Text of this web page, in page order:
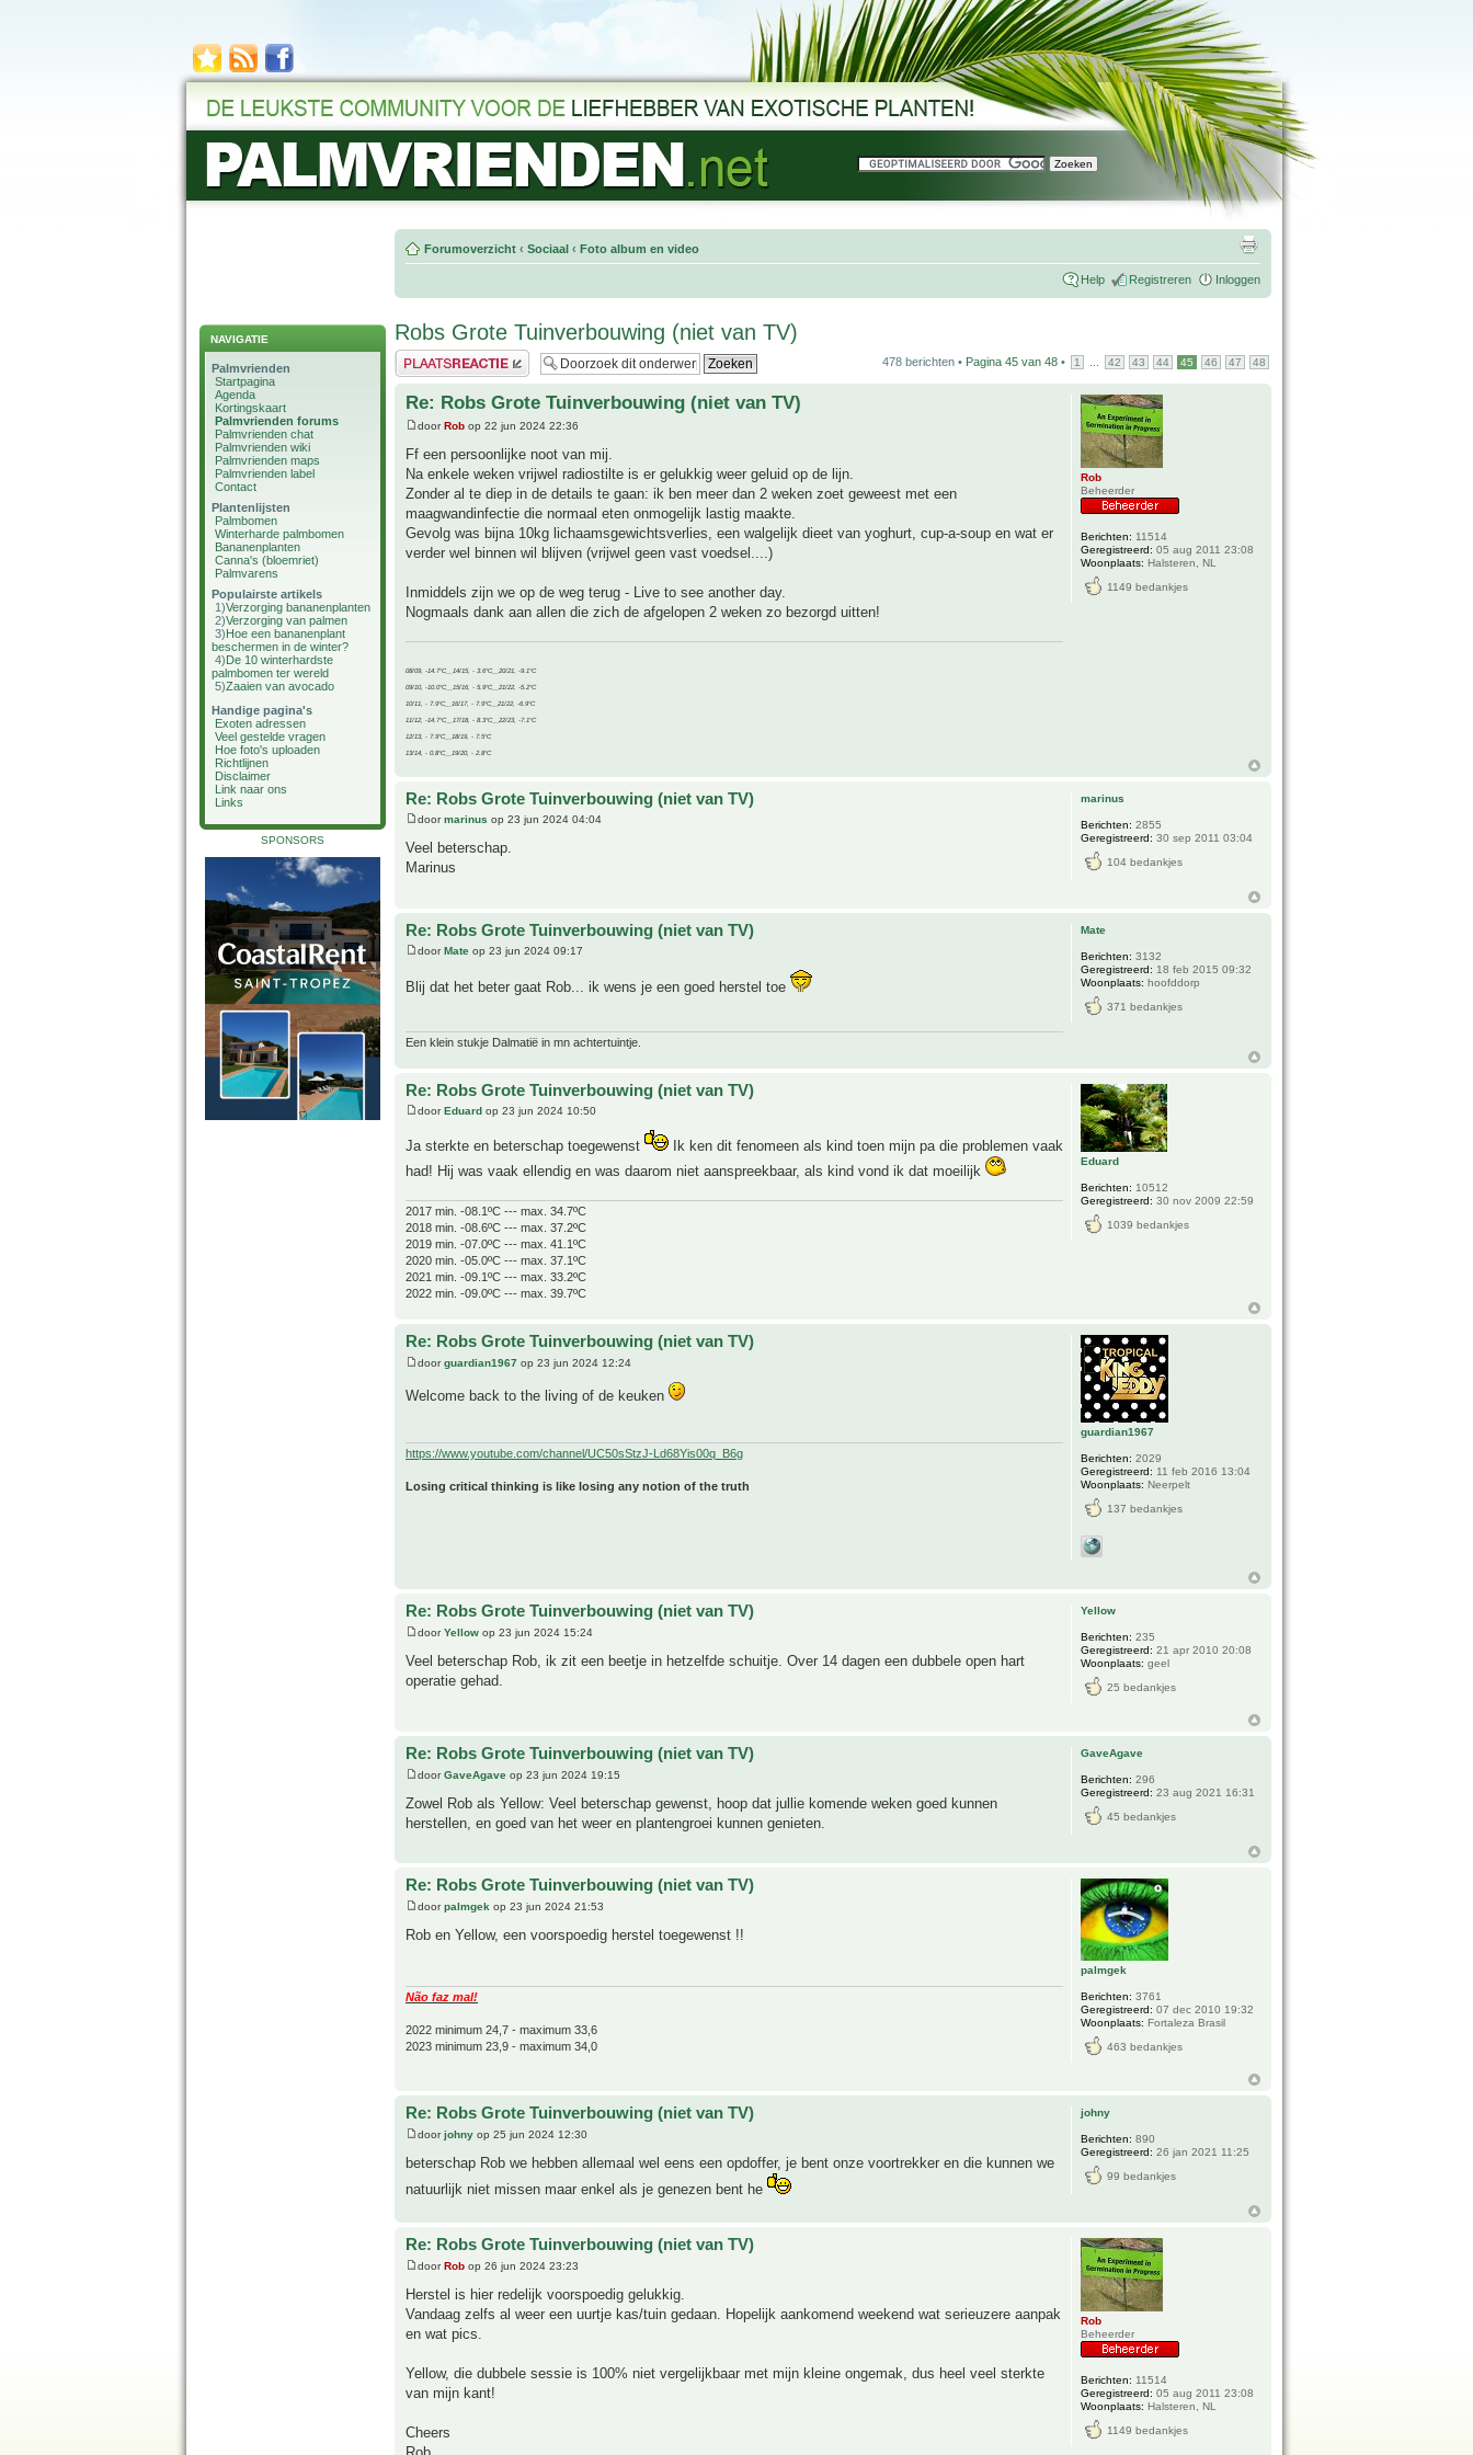
NAVIGATIE
Palmvrienden
Startpagina
Agenda
Kortingskaart
Palmvrienden forums
Palmvrienden chat
Palmvrienden wiki
Palmvrienden maps
Palmvrienden label
Contact
Plantenlijsten
Palmbomen
Winterharde palmbomen
Bananenplanten
Canna's (bloemriet)
Palmvarens
Populairste artikels
1)Verzorging bananenplanten
2)Verzorging van palmen
3)Hoe een bananenplant
beschermen in de winter?
4)De 10 winterhardste
palmbomen ter wereld
5)Zaaien van avocado
Handige pagina's
Exoten adressen
Veel gestelde vragen
Hoe foto's uploaden
Richtlijnen
Disclaimer
Link naar ons
Links
SPONSORS
Forumoverzicht ‹ Sociaal ‹ Foto album en video
Help Registreren Inloggen
Robs Grote Tuinverbouwing (niet van TV)
Plaats een reactie 478 berichten • Pagina 45 van 48 • 1 42 43 44 45 46 47 48
Re: Robs Grote Tuinverbouwing (niet van TV)
doorRob op 22 jun 2024 22:36
Ff een persoonlijke noot van mij.
Na enkele weken vrijwel radiostilte is er gelukkig weer geluid op de lijn.
Zonder al te diep in de details te gaan: ik ben meer dan 2 weken zoet geweest met een
maagwandinfectie die normaal eten onmogelijk lastig maakte.
Gevolg was bijna 10kg lichaamsgewichtsverlies, een walgelijk dieet van yoghurt, cup-a-soup en wat er
verder wel binnen wil blijven (vrijwel geen vast voedsel....)
Inmiddels zijn we op de weg terug - Live to see another day.
Nogmaals dank aan allen die zich de afgelopen 2 weken zo bezorgd uitten!
08/09, -14.7°C__14/15, - 3.6°C__20/21, -9.1°C
09/10, -10.0°C__15/16, - 5.9°C__21/22, -5.2°C
10/11, - 7.9°C__16/17, - 7.9°C__21/22, -6.9°C
11/12, -14.7°C__17/18, - 8.3°C__22/23, -7.1°C
12/13, - 7.9°C__18/19, - 7.5°C
13/14, - 0.8°C__19/20, - 2.8°C
Rob
Beheerder
Berichten: 11514
Geregistreerd: 05 aug 2011 23:08
Woonplaats: Halsteren, NL
1149 bedankjes
Re: Robs Grote Tuinverbouwing (niet van TV)
doormarinus op 23 jun 2024 04:04
Veel beterschap.
Marinus
marinus
Berichten: 2855
Geregistreerd: 30 sep 2011 03:04
104 bedankjes
Re: Robs Grote Tuinverbouwing (niet van TV)
doorMate op 23 jun 2024 09:17
Blij dat het beter gaat Rob... ik wens je een goed herstel toe
Een klein stukje Dalmatië in mn achtertuintje.
Mate
Berichten: 3132
Geregistreerd: 18 feb 2015 09:32
Woonplaats: hoofddorp
371 bedankjes
Re: Robs Grote Tuinverbouwing (niet van TV)
door Eduard op 23 jun 2024 10:50
Ja sterkte en beterschap toegewenst
Ik ken dit fenomeen als kind toen mijn pa die problemen vaak
had! Hij was vaak ellendig en was daarom niet aanspreekbaar, als kind vond ik dat moeilijk
2017 min. -08.1ºC --- max. 34.7ºC
2018 min. -08.6ºC --- max. 37.2ºC
2019 min. -07.0ºC --- max. 41.1ºC
2020 min. -05.0ºC --- max. 37.1ºC
2021 min. -09.1ºC --- max. 33.2ºC
2022 min. -09.0ºC --- max. 39.7ºC
Eduard
Berichten: 10512
Geregistreerd: 30 nov 2009 22:59
1039 bedankjes
Re: Robs Grote Tuinverbouwing (niet van TV)
doorguardian1967 op 23 jun 2024 12:24
Welcome back to the living of de keuken
https://www.youtube.com/channel/UC50sStzJ-Ld68Yis00q_B6g
Losing critical thinking is like losing any notion of the truth
guardian1967
Berichten: 2029
Geregistreerd: 11 feb 2016 13:04
Woonplaats: Neerpelt
137 bedankjes
Re: Robs Grote Tuinverbouwing (niet van TV)
doorYellow op 23 jun 2024 15:24
Veel beterschap Rob, ik zit een beetje in hetzelfde schuitje. Over 14 dagen een dubbele open hart
operatie gehad.
Yellow
Berichten: 235
Geregistreerd: 21 apr 2010 20:08
Woonplaats: geel
25 bedankjes
Re: Robs Grote Tuinverbouwing (niet van TV)
doorGaveAgave op 23 jun 2024 19:15
Zowel Rob als Yellow: Veel beterschap gewenst, hoop dat jullie komende weken goed kunnen
herstellen, en goed van het weer en plantengroei kunnen genieten.
GaveAgave
Berichten: 296
Geregistreerd: 23 aug 2021 16:31
45 bedankjes
Re: Robs Grote Tuinverbouwing (niet van TV)
doorpalmgek op 23 jun 2024 21:53
Rob en Yellow, een voorspoedig herstel toegewenst !!
Não faz mal!
2022 minimum 24,7 - maximum 33,6
2023 minimum 23,9 - maximum 34,0
palmgek
Berichten: 3761
Geregistreerd: 07 dec 2010 19:32
Woonplaats: Fortaleza Brasil
463 bedankjes
Re: Robs Grote Tuinverbouwing (niet van TV)
doorjohny op 25 jun 2024 12:30
beterschap Rob we hebben allemaal wel eens een opdoffer, je bent onze voortrekker en die kunnen we
natuurlijk niet missen maar enkel als je genezen bent he
johny
Berichten: 890
Geregistreerd: 26 jan 2021 11:25
99 bedankjes
Re: Robs Grote Tuinverbouwing (niet van TV)
doorRob op 26 jun 2024 23:23
Herstel is hier redelijk voorspoedig gelukkig.
Vandaag zelfs al weer een uurtje kas/tuin gedaan. Hopelijk aankomend weekend wat serieuzere aanpak
en wat pics.
Yellow, die dubbele sessie is 100% niet vergelijkbaar met mijn kleine ongemak, dus heel veel sterkte
van mijn kant!
Cheers
Rob
Beheerder
Berichten: 11514
Geregistreerd: 05 aug 2011 23:08
Woonplaats: Halsteren, NL
1149 bedankjes